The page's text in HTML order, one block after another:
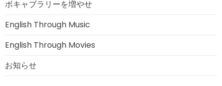
ボキャブラリーを増やせ
English Through Music
English Through Movies
お知らせ